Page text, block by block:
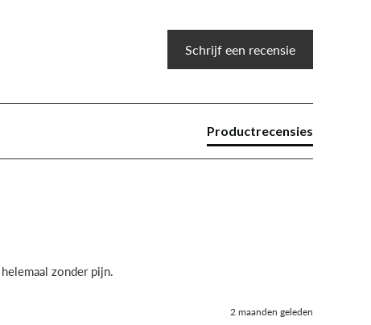
Schrijf een recensie
Productrecensies
zonder pijn.
2 maanden geleden